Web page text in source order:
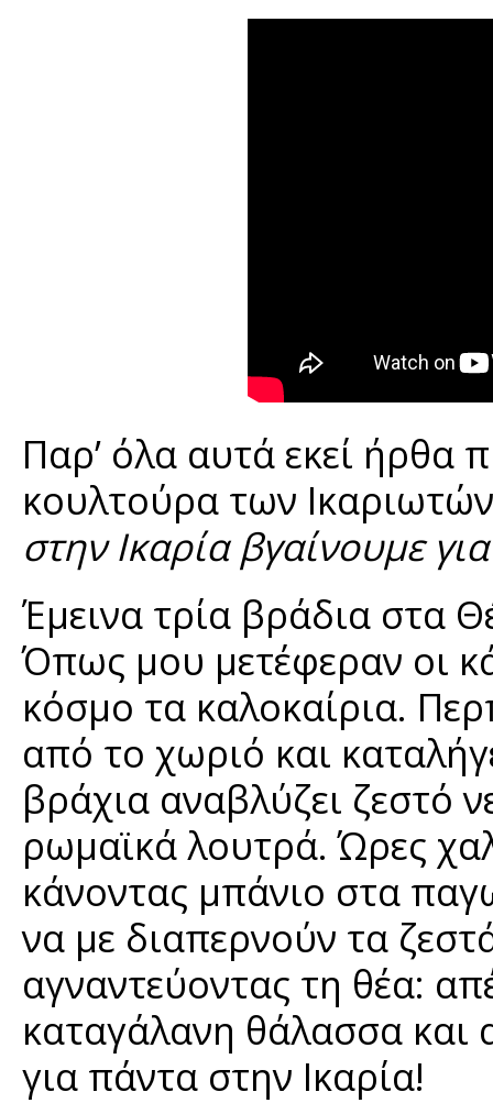
Παρ’ όλα αυτά εκεί
κουλτούρα των
στην Ικαρία βγαίνουμε
Έμεινα τρία βράδια στα
Όπως μου μετέφεραν οι
κόσμο τα καλοκαίρια.
από το χωριό και
βράχια αναβλύζει ζεστό
ρωμαϊκά λουτρά. Ώρες
κάνοντας μπάνιο στα
να με διαπερνούν τα
αγναντεύοντας τη θέα:
καταγάλανη θάλασσα και
για πάντα στην Ικαρία!